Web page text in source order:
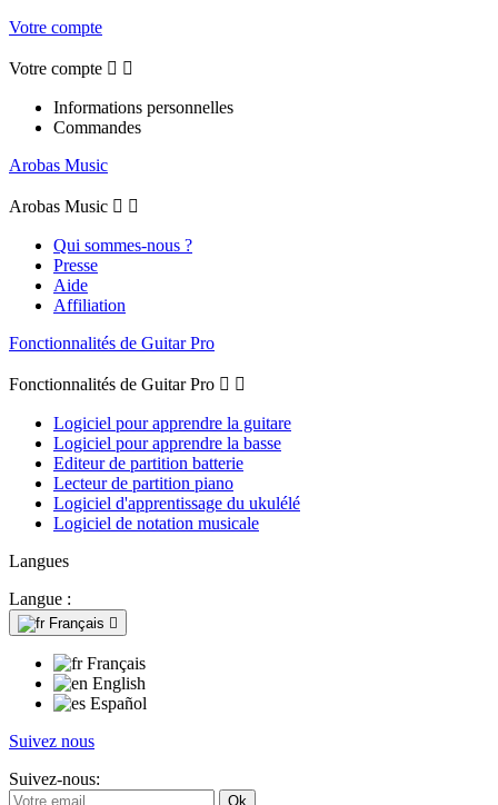
Votre compte
Votre compte  
Informations personnelles
Commandes
Arobas Music
Arobas Music  
Qui sommes-nous ?
Presse
Aide
Affiliation
Fonctionnalités de Guitar Pro
Fonctionnalités de Guitar Pro  
Logiciel pour apprendre la guitare
Logiciel pour apprendre la basse
Editeur de partition batterie
Lecteur de partition piano
Logiciel d'apprentissage du ukulélé
Logiciel de notation musicale
Langues
Langue :
Français 
Français
English
Español
Suivez nous
Suivez-nous: